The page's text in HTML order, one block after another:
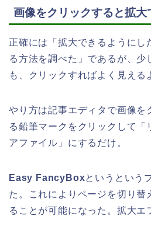
画像をクリックすると拡大
正確には「拡大できるようにし
る方法を調べた」であるが、少
も、クリックすればよく見える
やり方は記事エディタで画像を
る鉛筆マークをクリックして「
アファイル」にするだけ。
Easy FancyBoxというという
た。これによりページを切り替
ることが可能になった。拡大エ